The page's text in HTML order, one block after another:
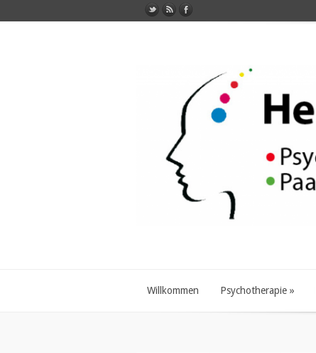
Willkommen Psychotherapie »